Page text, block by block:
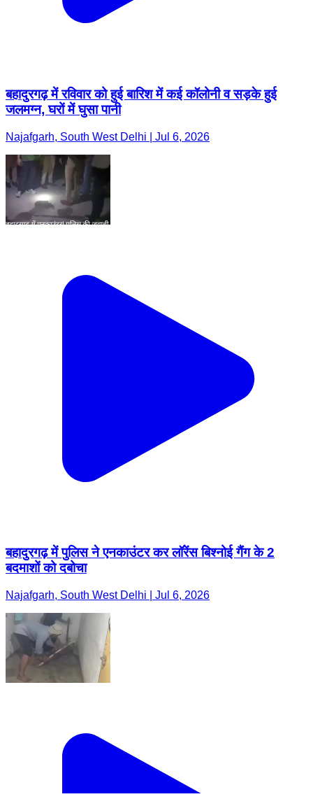
बहादुरगढ़ में रविवार को हुई बारिश में कई कॉलोनी व सड़के हुई
जलमग्न, घरों में घुसा पानी
Najafgarh, South West Delhi | Jul 6, 2026
बहादुरगढ़ में पुलिस ने एनकाउंटर कर लॉरेंस बिश्नोई गैंग के 2
बदमाशों को दबोचा
Najafgarh, South West Delhi | Jul 6, 2026